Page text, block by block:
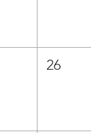
26